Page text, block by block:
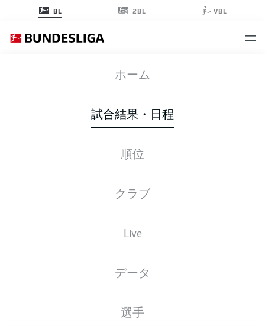
BL 2BL VBL
ホーム
試合結果・日程
順位
クラブ
Live
データ
選手
FCB RBL
スターティングメンバー